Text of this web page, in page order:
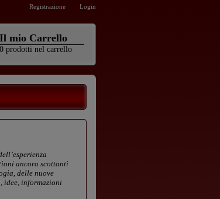
Registrazione Login
Il mio Carrello
0 prodotti nel carrello
ancora scottanti
delle nuove
idee, informazioni